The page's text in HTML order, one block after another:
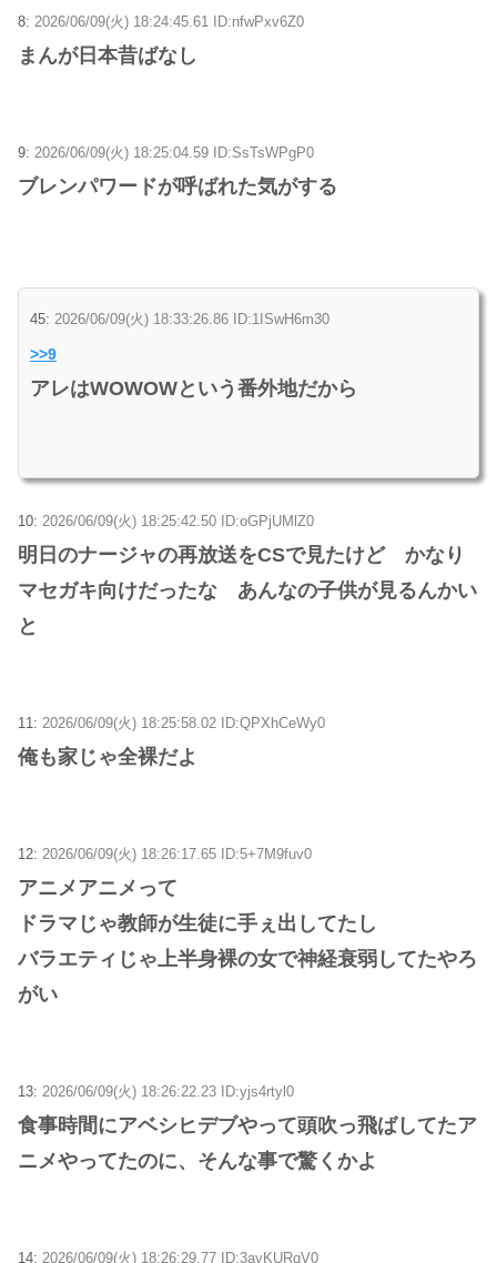
8: 2026/06/09(火) 18:24:45.61 ID:nfwPxv6Z0
まんが日本昔ばなし
9: 2026/06/09(火) 18:25:04.59 ID:SsTsWPgP0
ブレンパワードが呼ばれた気がする
45: 2026/06/09(火) 18:33:26.86 ID:1ISwH6m30
>>9
アレはWOWOWという番外地だから
10: 2026/06/09(火) 18:25:42.50 ID:oGPjUMlZ0
明日のナージャの再放送をCSで見たけど かなり
マセガキ向けだったな あんなの子供が見るんかい
と
11: 2026/06/09(火) 18:25:58.02 ID:QPXhCeWy0
俺も家じゃ全裸だよ
12: 2026/06/09(火) 18:26:17.65 ID:5+7M9fuv0
アニメアニメって
ドラマじゃ教師が生徒に手ぇ出してたし
バラエティじゃ上半身裸の女で神経衰弱してたやろ
がい
13: 2026/06/09(火) 18:26:22.23 ID:yjs4rtyl0
食事時間にアベシヒデブやって頭吹っ飛ばしてたア
ニメやってたのに、そんな事で驚くかよ
14: 2026/06/09(火) 18:26:29.77 ID:3ayKURqV0